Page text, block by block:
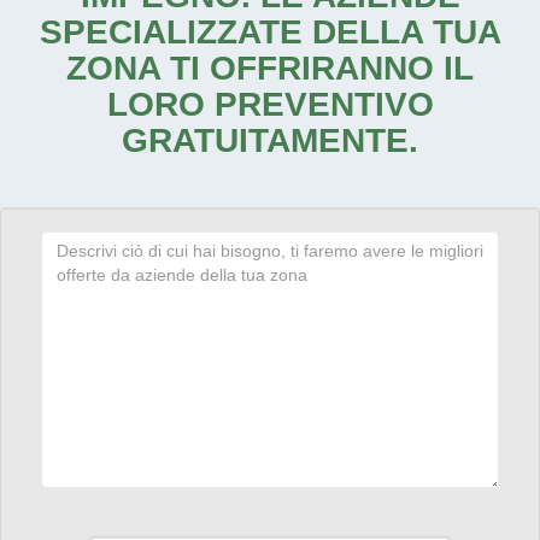
SPECIALIZZATE DELLA TUA
ZONA TI OFFRIRANNO IL
LORO PREVENTIVO
GRATUITAMENTE.